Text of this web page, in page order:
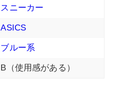
スニーカー
ASICS
ブルー系
B（使用感がある）